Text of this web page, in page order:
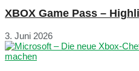
XBOX Game Pass –
3. Juni 2026